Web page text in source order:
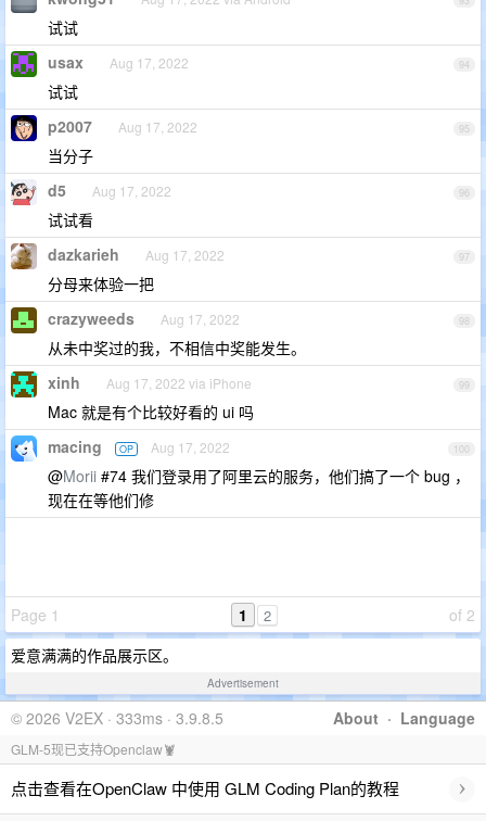
试试
94
usax Aug 17, 2022
试试
95
p2007 Aug 17, 2022
当分子
96
d5 Aug 17, 2022
试试看
97
dazkarieh Aug 17, 2022
分母来体验一把
98
crazyweeds Aug 17, 2022
从未中奖过的我，不相信中奖能发生。
99
xinh Aug 17, 2022 via iPhone
Mac 就是有个比较好看的 ui 吗
100
macing OP Aug 17, 2022
@Morii #74 我们登录用了阿里云的服务，他们搞了一个 bug ，
现在在等他们修
Page 1 of 2
1 2
爱意满满的作品展示区。
Advertisement
About · Language
© 2026 V2EX · 333ms · 3.9.8.5
GLM-5现已支持Openclaw🦞
点击查看在OpenClaw 中使用 GLM Coding Plan的教程 ›